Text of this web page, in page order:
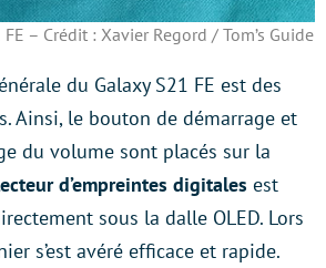
– Crédit : Xavier Regord / Tom’s Guide
du Galaxy S21 FE est des
Ainsi, le bouton de démarrage et
du volume sont placés sur la
d’empreintes digitales est
sous la dalle OLED. Lors
s’est avéré efficace et rapide.